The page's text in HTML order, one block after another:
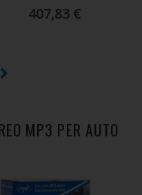
294,55 €
MP3 PER AUTO